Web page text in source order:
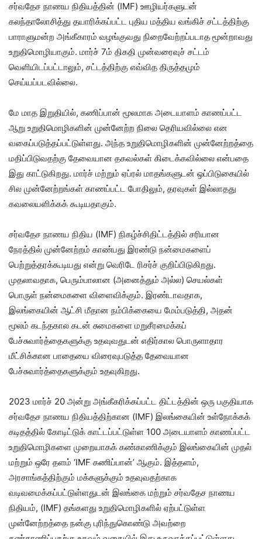
சர்வதேச நாணய நிதியத்தின் (IMF) ஊழியர்களுடன்
கலந்தாலோசித்து தயாரிக்கப்பட்ட புதிய மத்திய வங்கிச் சட்டத்திற்கு
பாராளுமன்ற அங்கீகாரம் வழங்குவது நிறைவேற்றப்படாத மூன்றாவது
உறுதிமொழியாகும். மார்ச் 7ம் திகதி முன்வரைவுச் சட்டம்
வெளியிடப்பட்டாலும், சட்டத்திற்கு எவ்வித திருத்தமும்
செய்யப்படவில்லை.
மே மாத இறுதியில், கணிப்பான் மூலமாக அடையாளம் காணப்பட்ட
ஆறு உறுதிமொழிகளின் முன்னேற்ற நிலை தெரியவில்லை என
வகைப்படுத்தப்பட்டுள்ளது. அந்த உறுதிமொழிகளின் முன்னேற்றத்தை
மதிப்பிடுவதற்கு தேவையான தகவல்கள் கிடைக்கவில்லை என்பதை
இது காட்டுகிறது. மார்ச் மற்றும் ஏப்ரல் மாதங்களுடன் ஒப்பிடுகையில்
சில முன்னேற்றங்கள் காணப்பட்ட போதிலும், தரவுகள் இல்லாதது
கவலையளிக்கக் கூடியதாகும்.
சர்வதேச நாணய நிதிய (IMF) நிகழ்ச்சிதிட்டத்தில் சரியான
நேரத்தில் முன்னேற்றம் காண்பது இரண்டு நன்மைகளைப்
பெற்றுத்தரக்கூடியது என்று வெரிடே ரிசர்ச் குறிப்பிடுகிறது.
முதலாவதாக, பெரும்பாலான (அனைத்தும் அல்ல) செயல்கள்
பொருள் நன்மைகளை விளைவிக்கும். இரண்டாவதாக,
இலங்கையின் ஆட்சி மீதான நம்பிக்கையை மேம்படுத்தி, அதன்
மூலம் கடந்தகால கடன் சுமைகளை மறுசீரமைக்கப்
பேச்சுவார்த்தைகளுக்கு உதவுவதுடன் எதிர்கால பொருளாதார
மீட்சிக்கான பாதையை விரைவுபடுத்த தேவையான
பேச்சுவார்த்தைகளுக்கும் உதவுகிறது.
2023 மார்ச் 20 அன்று அங்கீகரிக்கப்பட்ட திட்டத்தின் ஒரு பகுதியாக
சர்வதேச நாணய நிதியத்திற்கான (IMF) இலங்கையின் உள்நோக்கக்
கடிதத்தில் கோடிட்டுக் காட்டப்பட்டுள்ள 100 அடையாளம் காணப்பட்ட
உறுதிமொழிகளை முறையாகக் கண்காணிக்கும் இலங்கையின் முதல்
மற்றும் ஒரே தளம் ‘IMF கணிப்பான்’ ஆகும். இத்தளம்,
அரசாங்கத்திற்கும் மக்களுக்கும் உதவுவதற்காக
வடிவமைக்கப்பட்டுள்ளதுடன் இலங்கை மற்றும் சர்வதேச நாணய
நிதியம், (IMF) தங்களது உறுதிமொழிகளில் ஏற்பட்டுள்ள
முன்னேற்றத்தை நன்கு புரிந்துகொண்டு அவற்றை